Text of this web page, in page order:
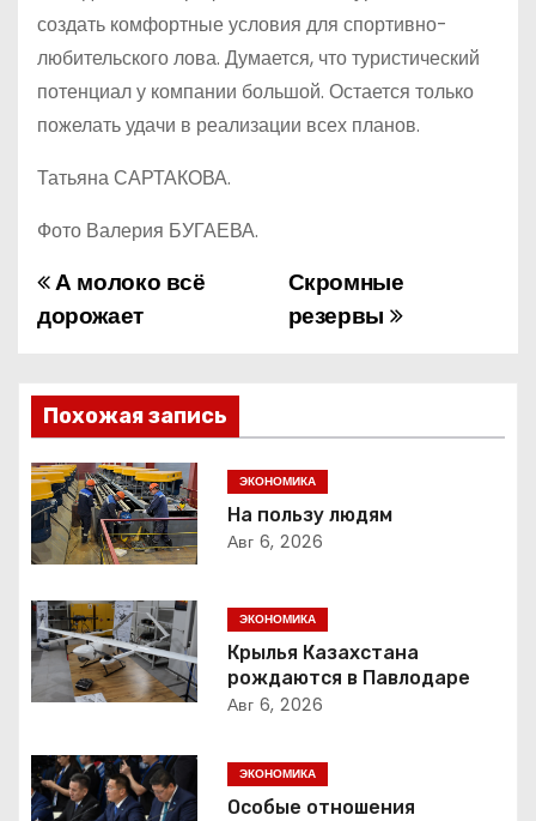
создать комфортные условия для спортивно-
любительского лова. Думается, что туристический
потенциал у компании большой. Остается только
пожелать удачи в реализации всех планов.
Татьяна САРТАКОВА.
Фото Валерия БУГАЕВА.
Н
а
в
и
г
а
ц
и
я
п
о
Скромные
резервы
А молоко всё
дорожает
Похожая запись
ЭКОНОМИКА
На пользу людям
Авг 6, 2026
ЭКОНОМИКА
Крылья Казахстана
рождаются в Павлодаре
Авг 6, 2026
ЭКОНОМИКА
Особые отношения